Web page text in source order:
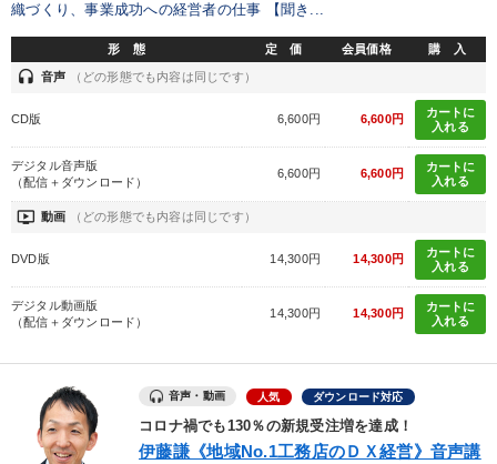
織づくり、事業成功への経営者の仕事 【聞き...
形 態 定 価 会員価格 購 入
headset 音声 （どの形態でも内容は同じです）
CD版 6,600円 6,600円
カートに
入れる
デジタル音声版
（配信＋ダウンロード）
6,600円 6,600円
カートに
入れる
ondemand_video 動画 （どの形態でも内容は同じです）
DVD版 14,300円 14,300円
カートに
入れる
デジタル動画版
（配信＋ダウンロード）
14,300円 14,300円
カートに
入れる
音声・動画 人気 ダウンロード対応
コロナ禍でも130％の新規受注増を達成！
伊藤謙《地域No.1工務店のＤＸ経営》音声講